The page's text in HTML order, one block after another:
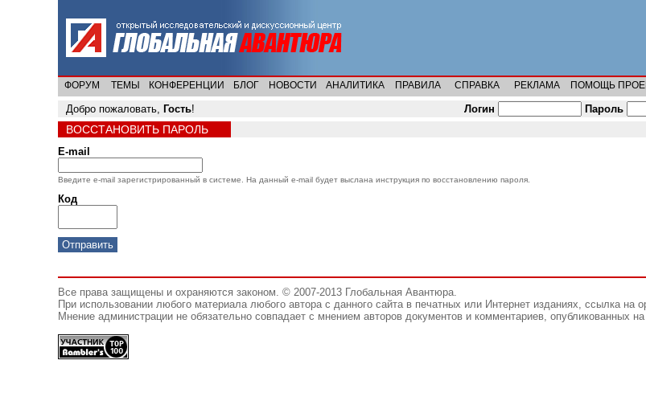
ФОРУМ ТЕМЫ КОНФЕРЕНЦИИ БЛОГ НОВОСТИ АНАЛИТИКА ПРАВИЛА СПРАВКА РЕКЛАМА ПОМОЩЬ
Добро пожаловать, Гость! Логин Пароль
ВОССТАНОВИТЬ ПАРОЛЬ
E-mail
Введите e-mail зарегистрированный в системе. На данный e-mail будет выслана инструкция по восстановлению пароля.
Код
Все права защищены и охраняются законом. © 2007-2013 Глобальная Авантюра.
При использовании любого материала любого автора с данного сайта в печатных или Интернет изданиях, ссылка на
Мнение администрации не обязательно совпадает с мнением авторов документов и комментариев, опубликованных на